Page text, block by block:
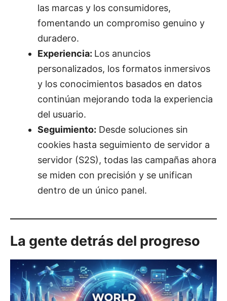
las marcas y los consumidores,
fomentando un compromiso genuino y
duradero.
Experiencia: Los anuncios
personalizados, los formatos inmersivos
y los conocimientos basados ​​en datos
continúan mejorando toda la experiencia
del usuario.
Seguimiento: Desde soluciones sin
cookies hasta seguimiento de servidor a
servidor (S2S), todas las campañas ahora
se miden con precisión y se unifican
dentro de un único panel.
La gente detrás del progreso